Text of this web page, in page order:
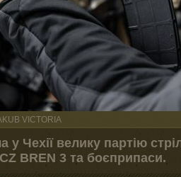
VICTORIA
Чехії велику партію
BREN 3 та боєприпаси.